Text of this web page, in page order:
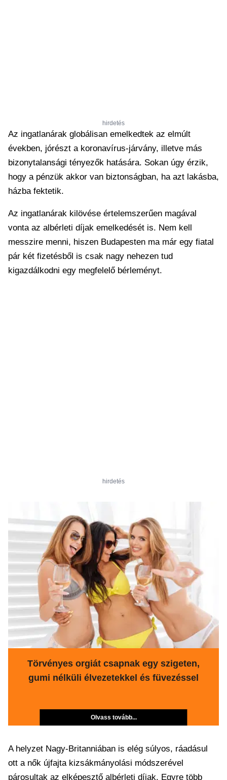
hirdetés
Az ingatlanárak globálisan emelkedtek az elmúlt
években, jórészt a koronavírus-járvány, illetve más
bizonytalansági tényezők hatására. Sokan úgy érzik,
hogy a pénzük akkor van biztonságban, ha azt lakásba,
házba fektetik.
Az ingatlanárak kilövése értelemszerűen magával
vonta az albérleti díjak emelkedését is. Nem kell
messzire menni, hiszen Budapesten ma már egy fiatal
pár két fizetésből is csak nagy nehezen tud
kigazdálkodni egy megfelelő bérleményt.
hirdetés
Törvényes orgiát csapnak egy szigeten,
gumi nélküli élvezetekkel és füvezéssel
Olvass tovább...
A helyzet Nagy-Britanniában is elég súlyos, ráadásul
ott a nők újfajta kizsákmányolási módszerével
párosultak az elképesztő albérleti díjak. Egyre több